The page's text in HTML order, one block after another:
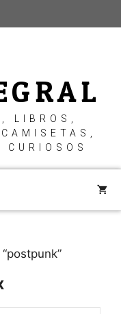
LIBROS,
CURIOSOS